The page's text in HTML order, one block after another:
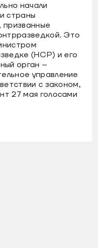
начали
страны
призванные
Это
(НСР) и его
орган –
управление
с законом,
27 мая голосами